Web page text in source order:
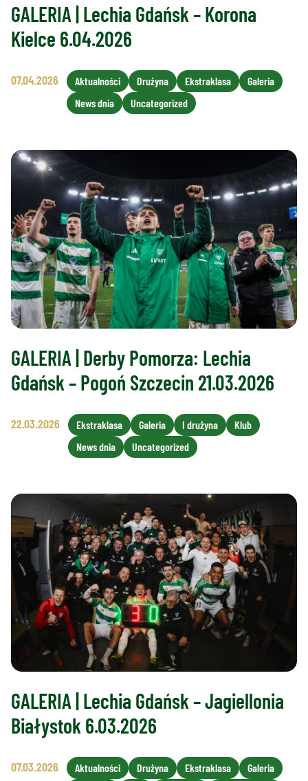
GALERIA | Lechia Gdańsk – Korona
Kielce 6.04.2026
07.04.2026 Aktualności Drużyna Ekstraklasa
Galeria
News dnia
Uncategorized
GALERIA | Derby Pomorza: Lechia
Gdańsk – Pogoń Szczecin 21.03.2026
22.03.2026 Ekstraklasa Galeria I drużyna
Klub
News dnia
Uncategorized
GALERIA | Lechia Gdańsk – Jagiellonia
Białystok 6.03.2026
07.03.2026 Aktualności Drużyna Ekstraklasa
Galeria